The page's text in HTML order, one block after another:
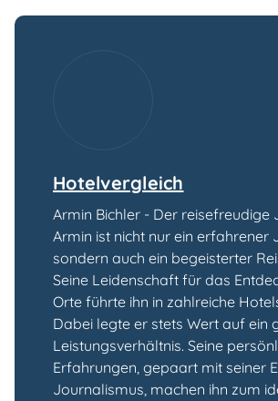
Hotelvergleich
Armin Bichler - Der reisefreudige
Armin ist nicht nur ein erfahrener
sondern auch ein begeisterter
Seine Leidenschaft für das
Orte führte ihn in zahlreiche
Dabei legte er stets Wert auf ein
Leistungsverhältnis. Seine
Erfahrungen, gepaart mit seiner
Journalismus, machen ihn zum